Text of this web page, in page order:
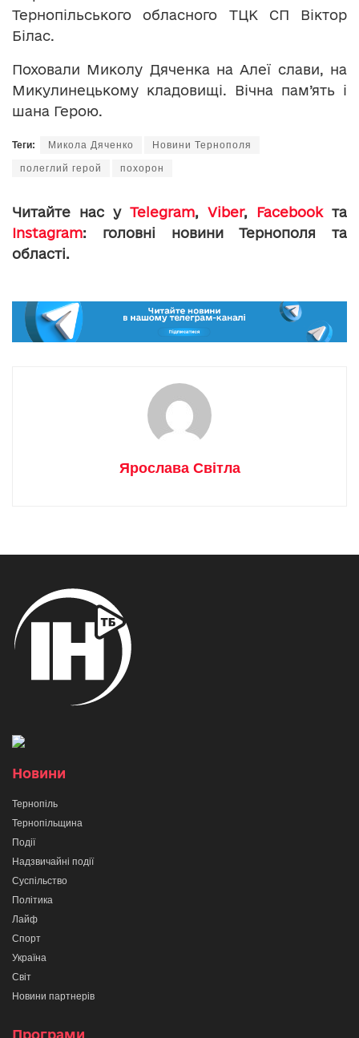
Тернопільського обласного ТЦК СП Віктор
Білас.
Поховали Миколу Дяченка на Алеї слави, на
Микулинецькому кладовищі. Вічна пам’ять і
шана Герою.
Теги: Микола Дяченко Новини Тернополя
полеглий герой похорон
Читайте нас у Telegram, Viber, Facebookта
Instagram: головні новини Тернополя та
області.
Ярослава Світла
Новини
Тернопіль
Тернопільщина
Події
Надзвичайні події
Суспільство
Політика
Лайф
Спорт
Україна
Світ
Новини партнерів
Програми